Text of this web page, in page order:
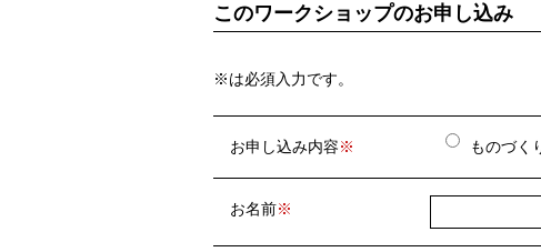
このワークショップのお申し込み
※は必須入力です。
お申し込み内容 ものづく
お名前